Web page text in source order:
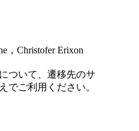
，Christofer Erixon
ついて、遷移先のサ
でご利用ください。